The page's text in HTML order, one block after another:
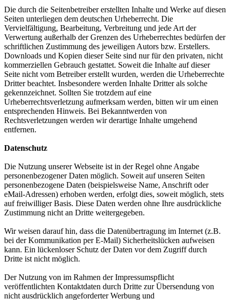
Die durch die Seitenbetreiber erstellten Inhalte und Werke auf diesen
Seiten unterliegen dem deutschen Urheberrecht. Die
Vervielfältigung, Bearbeitung, Verbreitung und jede Art der
Verwertung außerhalb der Grenzen des Urheberrechtes bedürfen der
schriftlichen Zustimmung des jeweiligen Autors bzw. Erstellers.
Downloads und Kopien dieser Seite sind nur für den privaten, nicht
kommerziellen Gebrauch gestattet. Soweit die Inhalte auf dieser
Seite nicht vom Betreiber erstellt wurden, werden die Urheberrechte
Dritter beachtet. Insbesondere werden Inhalte Dritter als solche
gekennzeichnet. Sollten Sie trotzdem auf eine
Urheberrechtsverletzung aufmerksam werden, bitten wir um einen
entsprechenden Hinweis. Bei Bekanntwerden von
Rechtsverletzungen werden wir derartige Inhalte umgehend
entfernen.
Datenschutz
Die Nutzung unserer Webseite ist in der Regel ohne Angabe
personenbezogener Daten möglich. Soweit auf unseren Seiten
personenbezogene Daten (beispielsweise Name, Anschrift oder
eMail-Adressen) erhoben werden, erfolgt dies, soweit möglich, stets
auf freiwilliger Basis. Diese Daten werden ohne Ihre ausdrückliche
Zustimmung nicht an Dritte weitergegeben.
Wir weisen darauf hin, dass die Datenübertragung im Internet (z.B.
bei der Kommunikation per E-Mail) Sicherheitslücken aufweisen
kann. Ein lückenloser Schutz der Daten vor dem Zugriff durch
Dritte ist nicht möglich.
Der Nutzung von im Rahmen der Impressumspflicht
veröffentlichten Kontaktdaten durch Dritte zur Übersendung von
nicht ausdrücklich angeforderter Werbung und